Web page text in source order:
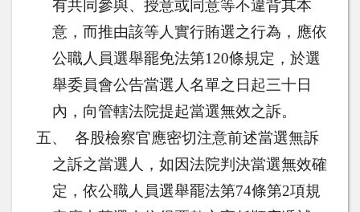
有共同參與、授意或同意等不違背其本
意，而推由該等人實行賄選之行為，應依
公職人員選舉罷免法第120條規定，於選
舉委員會公告當選人名單之日起三十日
內，向管轄法院提起當選無效之訴。
五、
各股檢察官應密切注意前述當選無訴
之訴之當選人，如因法院判決當選無效確
定，依公職人員選舉罷法第74條第2項規